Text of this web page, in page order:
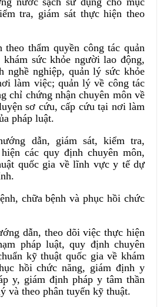
tra, giám sát thực hiện theo
theo thẩm quyền công tác quản
sức khỏe người lao động,
nghề nghiệp, quản lý sức khỏe
làm việc; quản lý về công tác
chỉ chứng nhận chuyên môn về
sơ cứu, cấp cứu tại nơi làm
pháp luật.
dẫn, giám sát, kiểm tra,
các quy định chuyên môn,
quốc gia về lĩnh vực y tế dự
chữa bệnh và phục hồi chức
dẫn, theo dõi việc thực hiện
pháp luật, quy định chuyên
kỹ thuật quốc gia về khám
hồi chức năng, giám định y
y, giám định pháp y tâm thần
và theo phân tuyến kỹ thuật.